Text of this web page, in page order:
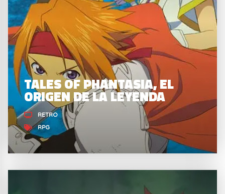
TALES OF PHANTASIA, EL
ORIGEN DE LA LEYENDA
RETRO
RPG